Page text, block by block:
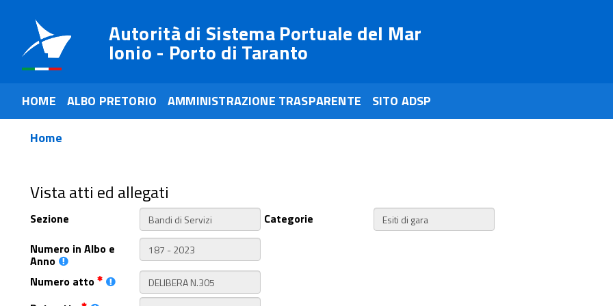
Autorità di Sistema Portuale del Mar
Ionio - Porto di Taranto
HOME ALBO PRETORIO AMMINISTRAZIONE TRASPARENTE
SITO ADSP
Home
Vista atti ed allegati
Sezione
Categorie
Numero in Albo e
Anno
Numero atto